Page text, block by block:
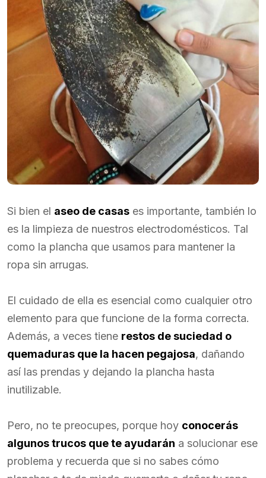
Si bien el aseo de casas es importante, también lo
es la limpieza de nuestros electrodomésticos. Tal
como la plancha que usamos para mantener la
ropa sin arrugas.
El cuidado de ella es esencial como cualquier otro
elemento para que funcione de la forma correcta.
Además, a veces tiene restos de suciedad o
quemaduras que la hacen pegajosa, dañando
así las prendas y dejando la plancha hasta
inutilizable.
Pero, no te preocupes, porque hoy conocerás
algunos trucos que te ayudarán a solucionar ese
problema y recuerda que si no sabes cómo